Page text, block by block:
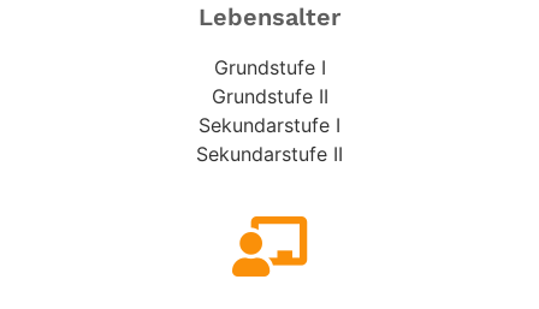
Lebensalter
Grundstufe I
Grundstufe II
Sekundarstufe I
Sekundarstufe II